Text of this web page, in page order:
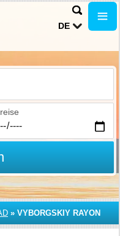
DE
» VYBORGSKIY RAYON